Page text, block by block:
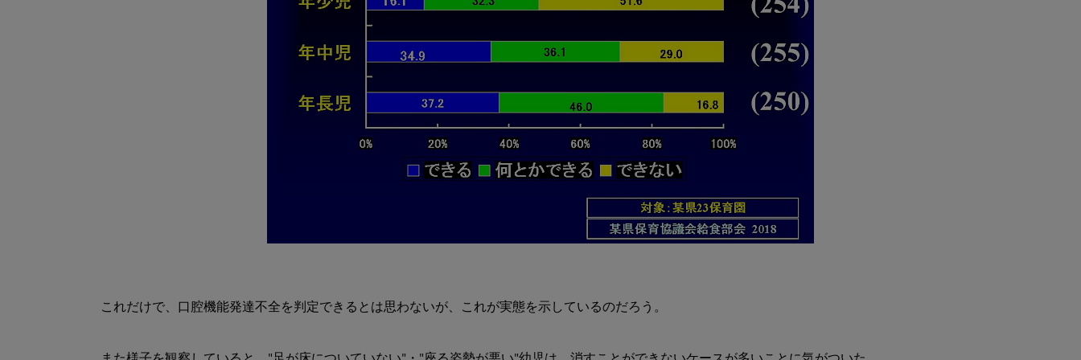
これだけで、口腔機能発達不全を判定できるとは思わないが、これが実態を示しているのだろう。